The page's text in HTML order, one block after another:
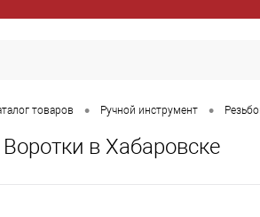
товаров • Ручной инструмент •
в Хабаровске